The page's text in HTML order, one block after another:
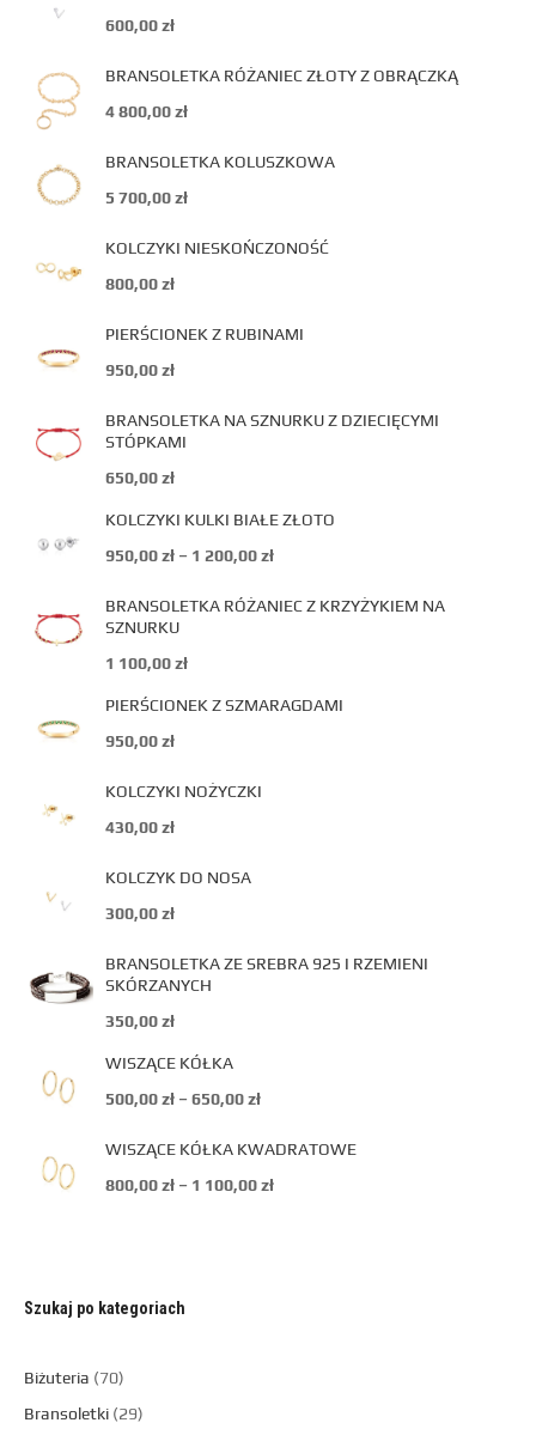
600,00zł
BRANSOLETKA RÓŻANIEC ZŁOTY Z OBRĄCZKĄ
4 800,00zł
BRANSOLETKA KOLUSZKOWA
5 700,00zł
KOLCZYKI NIESKOŃCZONOŚĆ
800,00zł
PIERŚCIONEK Z RUBINAMI
950,00zł
BRANSOLETKA NA SZNURKU Z DZIECIĘCYMI
STÓPKAMI
650,00zł
KOLCZYKI KULKI BIAŁE ZŁOTO
950,00zł – 1 200,00zł
BRANSOLETKA RÓŻANIEC Z KRZYŻYKIEM NA
SZNURKU
1 100,00zł
PIERŚCIONEK Z SZMARAGDAMI
950,00zł
KOLCZYKI NOŻYCZKI
430,00zł
KOLCZYK DO NOSA
300,00zł
BRANSOLETKA ZE SREBRA 925 I RZEMIENI
SKÓRZANYCH
350,00zł
WISZĄCE KÓŁKA
500,00zł – 650,00zł
WISZĄCE KÓŁKA KWADRATOWE
800,00zł – 1 100,00zł
Szukaj po kategoriach
Biżuteria
70
Bransoletki 29